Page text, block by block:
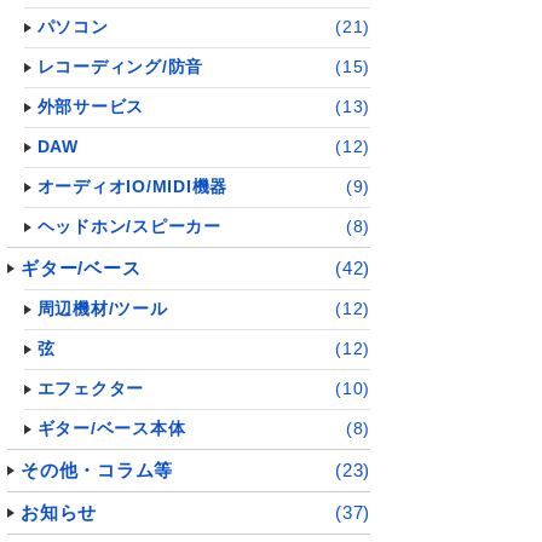
パソコン (21)
レコーディング/防音 (15)
外部サービス (13)
DAW (12)
オーディオIO/MIDI機器 (9)
ヘッドホン/スピーカー (8)
ギター/ベース (42)
周辺機材/ツール (12)
弦 (12)
エフェクター (10)
ギター/ベース本体 (8)
その他・コラム等 (23)
お知らせ (37)